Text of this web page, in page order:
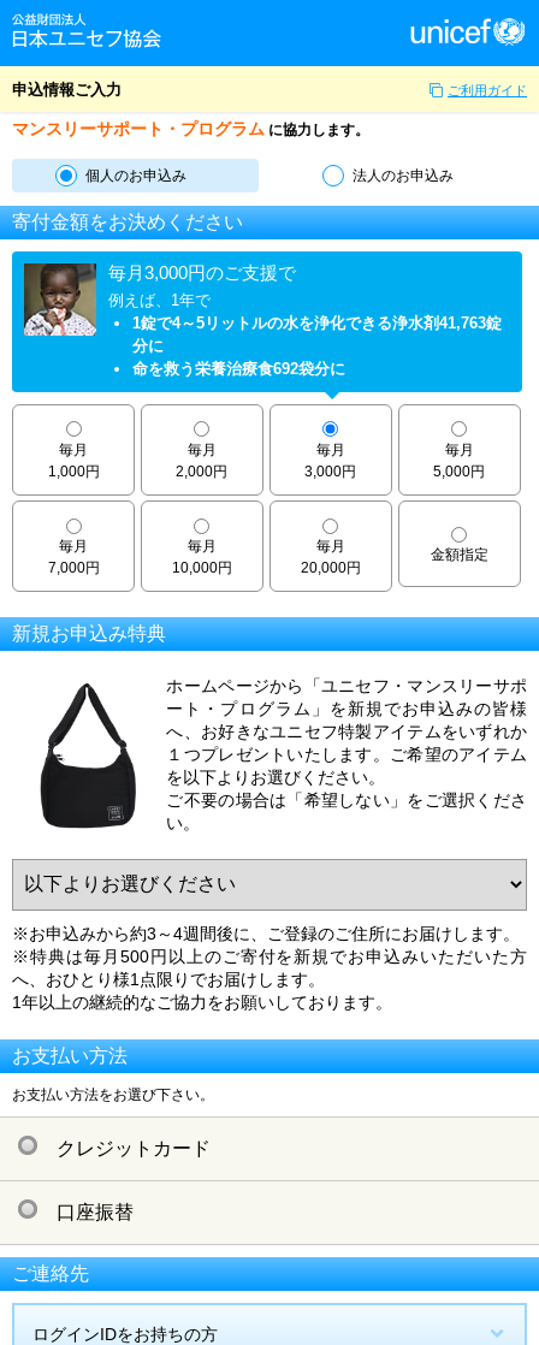
申込情報ご入力 ご利用ガイド
マンスリーサポート・プログラム に協力します。
個人のお申込み 法人のお申込み
寄付金額をお決めください
毎月3,000円のご支援で
例えば、1年で
1錠で4～5リットルの水を浄化できる浄水剤41,763錠
分に
命を救う栄養治療食692袋分に
毎月
1,000円
毎月
2,000円
毎月
3,000円
毎月
5,000円
毎月
7,000円
毎月
10,000円
毎月
20,000円
金額指定
新規お申込み特典
ホームページから「ユニセフ・マンスリーサポ
ート・プログラム」を新規でお申込みの皆様
へ、お好きなユニセフ特製アイテムをいずれか
１つプレゼントいたします。ご希望のアイテム
を以下よりお選びください。
ご不要の場合は「希望しない」をご選択くださ
い。
※お申込みから約3～4週間後に、ご登録のご住所にお届けします。
※特典は毎月500円以上のご寄付を新規でお申込みいただいた方
へ、おひとり様1点限りでお届けします。
1年以上の継続的なご協力をお願いしております。
お支払い方法
お支払い方法をお選び下さい。
クレジットカード
口座振替
ご連絡先
ログインIDをお持ちの方